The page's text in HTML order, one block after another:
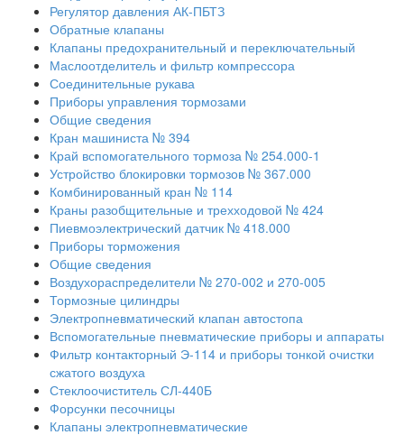
Регулятор давления АК-ПБТЗ
Обратные клапаны
Клапаны предохранительный и переключательный
Маслоотделитель и фильтр компрессора
Соединительные рукава
Приборы управления тормозами
Общие сведения
Кран машиниста № 394
Край вспомогательного тормоза № 254.000-1
Устройство блокировки тормозов № 367.000
Комбинированный кран № 114
Краны разобщительные и трехходовой № 424
Пиевмоэлектрический датчик № 418.000
Приборы торможения
Общие сведения
Воздухораспределители № 270-002 и 270-005
Тормозные цилиндры
Электропневматический клапан автостопа
Вспомогательные пневматические приборы и аппараты
Фильтр контакторный Э-114 и приборы тонкой очистки
сжатого воздуха
Стеклоочиститель СЛ-440Б
Форсунки песочницы
Клапаны электропневматические